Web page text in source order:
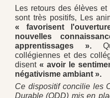
Les retours des élèves
sont très positifs,
Les
« favorisent
nouvelles
apprentissages ».
collégiennes et des
disent« avoir le
négativisme ambiant ».
Ce dispositif concilie les
Durable (ODD) mis en